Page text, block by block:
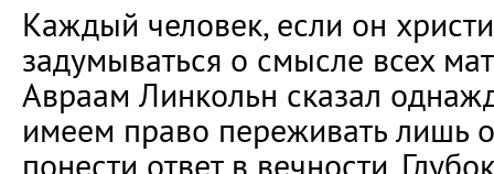
Каждый человек, если он
задумываться о смысле всех
Авраам Линкольн сказал
имеем право переживать лишь
понести ответ в вечности.